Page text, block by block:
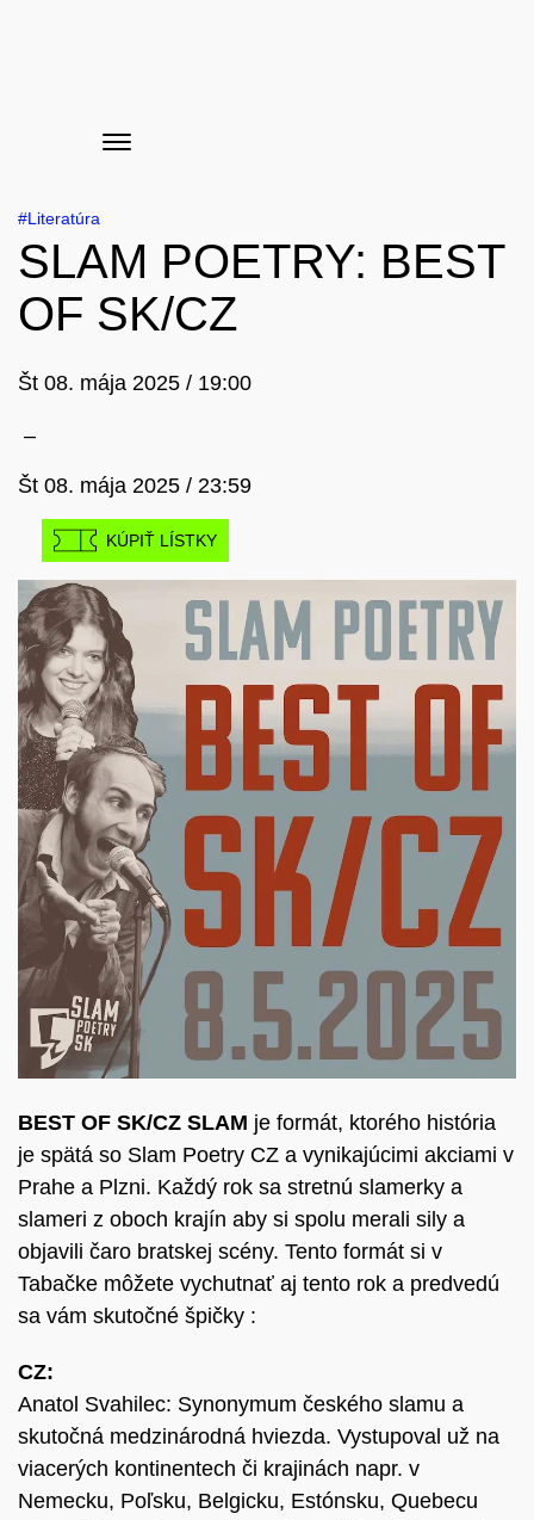
Menu
Literatúra
SLAM POETRY: BEST
OF SK/CZ
Št 08. mája 2025 / 19:00
–
Št 08. mája 2025 / 23:59
KÚPIŤ LÍSTKY
BEST OF SK/CZ SLAM je formát, ktorého história
je spätá so Slam Poetry CZ a vynikajúcimi akciami v
Prahe a Plzni. Každý rok sa stretnú slamerky a
slameri z oboch krajín aby si spolu merali sily a
objavili čaro bratskej scény. Tento formát si v
Tabačke môžete vychutnať aj tento rok a predvedú
sa vám skutočné špičky :
CZ:
Anatol Svahilec: Synonymum českého slamu a
skutočná medzinárodná hviezda. Vystupoval už na
viacerých kontinentech či krajinách napr. v
Nemecku, Poľsku, Belgicku, Estónsku, Quebecu